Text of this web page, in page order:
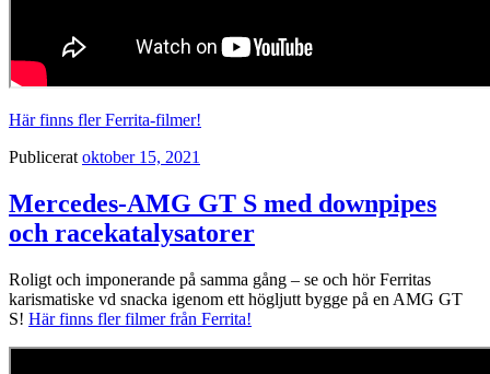
Här finns fler Ferrita-filmer!
Publicerat oktober 15, 2021
Mercedes-AMG GT S med downpipes
och racekatalysatorer
Roligt och imponerande på samma gång – se och hör Ferritas
karismatiske vd snacka igenom ett högljutt bygge på en AMG GT
S! Här finns fler filmer från Ferrita!